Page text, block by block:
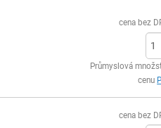
cena bez
Průmyslová
cenu
cena bez